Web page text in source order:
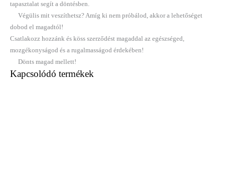
tapasztalat segít a döntésben.
Végülis mit veszíthetsz? Amíg ki nem próbálod, akkor a lehetőséget
dobod el magadtól!
Csatlakozz hozzánk és köss szerződést magaddal az egészséged,
mozgékonyságod és a rugalmasságod érdekében!
Dönts magad mellett!
Kapcsolódó termékek